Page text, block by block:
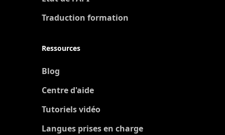
Traduction formation
Ressources
Blog
Centre d'aide
Tutoriels vidéo
Langues prises en charge